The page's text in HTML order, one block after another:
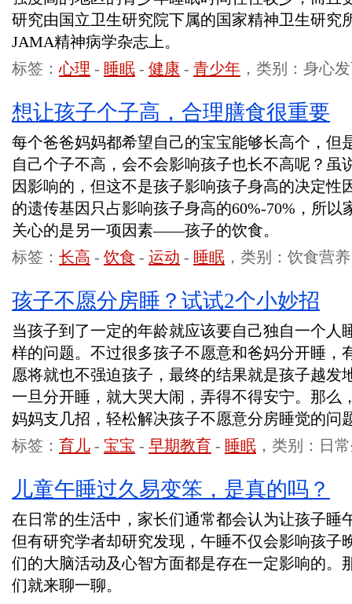
研究由国立卫生研究院下属的国家精神卫生研究
JAMA精神病学杂志上。
标签：心理 - 睡眠 - 健康 - 青少年 ，类别：身心
想让孩子个子高，合理膳食很重要
每个爸爸妈妈都希望自己的宝宝能够长高个，但
自己个子不高，会不会影响孩子也长不高呢？虽
因影响的，但这不是孩子影响孩子身高的决定性
的遗传基因只占影响孩子身高的60%-70%，所以
关心的是另一项因素——孩子的饮食。
标签： 长高 - 饮食 - 运动 - 睡眠 ，类别：饮食营养
孩子不愿分房睡？试试2个小妙招
当孩子到了一定的年龄就应该要自己独自一个人
样的问题。不过很多孩子不愿意和爸妈分开睡，
愿将就也不强迫孩子，最终的结果就是孩子越发
一旦分开睡，就大哭大闹，弄得不得安宁。那么
妈妈支几招，轻松解决孩子不愿意分房睡觉的问
标签： 育儿 - 宝宝 - 早期教育 - 睡眠 ，类别：日
儿童午睡过久易变笨，是真的吗？
在日常的生活中，家长们通常都会认为让孩子睡
但有研究学者却研究发现，午睡不仅会影响孩子
们的大脑活动及心智方面都是存在一定影响的。
们就来聊一聊。